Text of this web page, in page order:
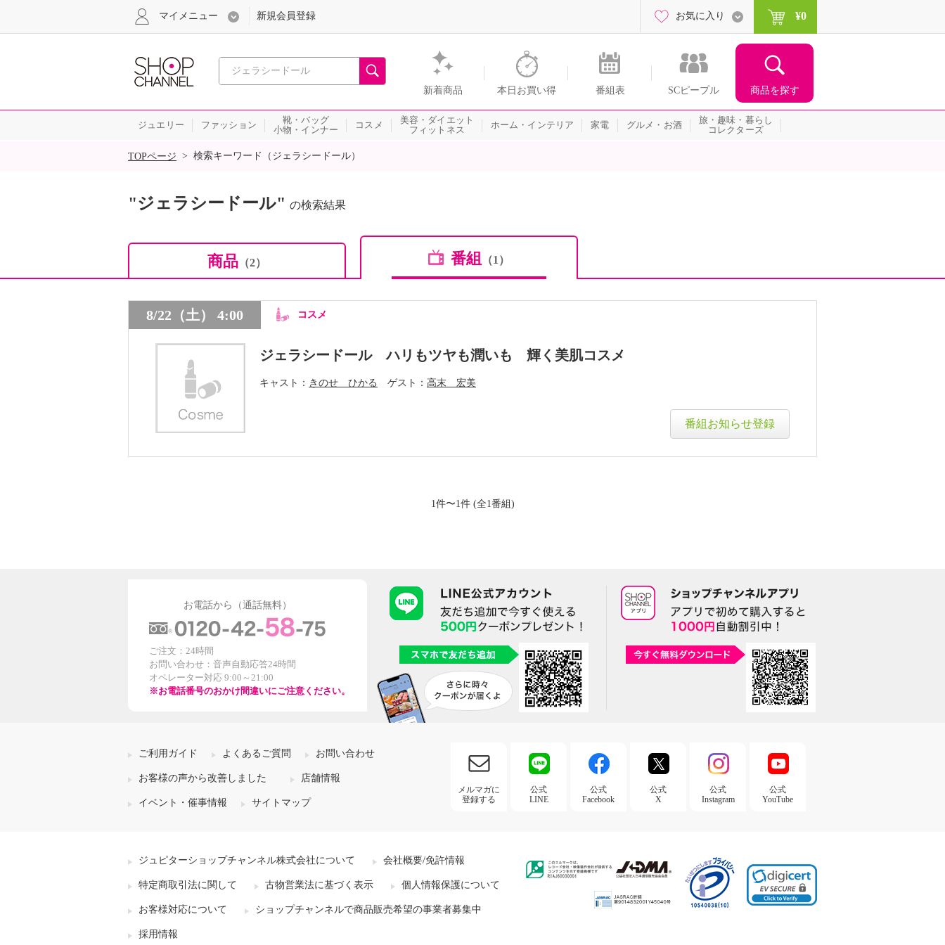
心おどる、瞬間を。通販・テレビショッピングのショップチャンネル
新着商品 本日お買い得 番組表 SCピープル 商品を探す
マイメニュー 新規会員登録 お気に入り ¥0
ジュエリー ファッション
靴・バッグ
小物・インナー
コスメ
美容・ダイエット
フィットネス
ホーム・インテリア 家電 グルメ・お酒
旅・趣味・暮らし
コレクターズ
SALE
TOPページ > 検索キーワード（ジェラシードール）
"ジェラシードール" の検索結果
商品 （2） 番組 （1）
8/22（土） 4:00 コスメ
ジェラシードール ハリもツヤも潤いも 輝く美肌コスメ
キャスト きのせ ひかる ゲスト 高末 宏美
番組お知らせ登録
1件〜1件 (全1番組)
お電話から（通話無料）
ご注文：24時間
お問い合わせ：音声自動応答24時間
オペレーター対応 9:00～21:00
※お電話番号のおかけ間違いにご注意ください。
ご利用ガイド よくあるご質問 お問い合わせ
お客様の声から改善しました 店舗情報
イベント・催事情報 サイトマップ
メルマガに
登録する
公式
LINE
公式
Facebook
公式
X
公式
Instagram
公式
YouTube
ジュピターショップチャンネル株式会社について 会社概要/免許情報
特定商取引法に関して 古物営業法に基づく表示 個人情報保護について
お客様対応について ショップチャンネルで商品販売希望の事業者募集中
採用情報